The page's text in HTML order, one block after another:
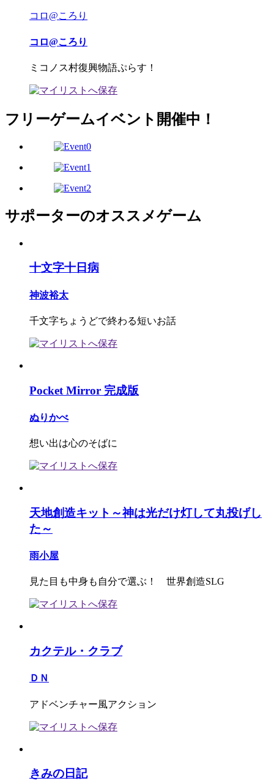
コロ@ころり
コロ@ころり
ミコノス村復興物語ぷらす！
フリーゲームイベント開催中！
サポーターのオススメゲーム
十文字十日病
神波裕太
千文字ちょうどで終わる短いお話
Pocket Mirror 完成版
ぬりかべ
想い出は心のそばに
天地創造キット～神は光だけ灯して丸投げし
た～
雨小屋
見た目も中身も自分で選ぶ！ 世界創造SLG
カクテル・クラブ
ＤＮ
アドベンチャー風アクション
きみの日記